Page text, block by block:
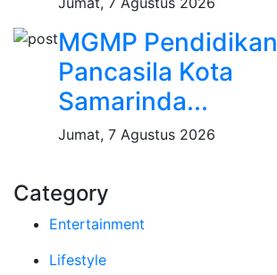
MGMP Pendidikan
Pancasila Kota
Samarinda...
Jumat, 7 Agustus 2026
Category
Entertainment
Lifestyle